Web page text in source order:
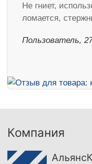
Не гниет,
ломается,
Пользователь,
Компания